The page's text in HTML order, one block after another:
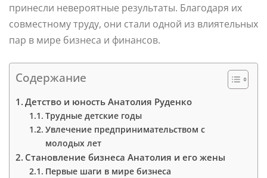
принесли невероятные результаты. Благодаря их
совместному труду, они стали одной из влиятельных
пар в мире бизнеса и финансов.
Содержание
Детство и юность Анатолия Руденко
Трудные детские годы
Увлечение предпринимательством с
молодых лет
Становление бизнеса Анатолия и его жены
Первые шаги в мире бизнеса